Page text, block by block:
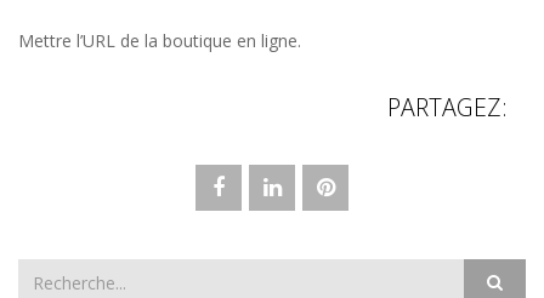
Mettre l’URL de la boutique en ligne.
PARTAGEZ: